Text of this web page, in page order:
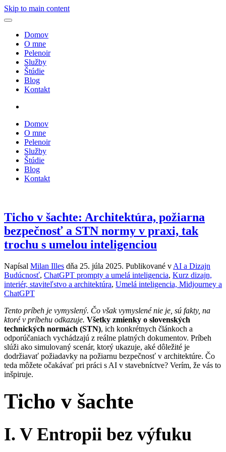
Skip to main content
Domov
O mne
Pelenoir
Služby
Štúdie
Blog
Kontakt
Domov
O mne
Pelenoir
Služby
Štúdie
Blog
Kontakt
Ticho v šachte: Architektúra, požiarna
bezpečnosť a STN normy v praxi, tak
trochu s umelou inteligenciou
Napísal Milan Illes dňa 25. júla 2025. Publikované v AI a Dizajn
Budúcnosť, ChatGPT prompty a umelá inteligencia, Kurz dizajn,
interiér, staviteľstvo a architektúra, Umelá inteligencia, Midjourney a
ChatGPT
Tento príbeh je vymyslený. Čo však vymyslené nie je, sú fakty, na
ktoré v príbehu odkazuje. Všetky zmienky o slovenských
technických normách (STN), ich konkrétnych článkoch a
odporúčaniach vychádzajú z reálne platných dokumentov. Príbeh
slúži ako simulovaný scenár, ktorý ukazuje, aké dôležité je
dodržiavať požiadavky na požiarnu bezpečnosť v architektúre. Čo
teda môžete očakávať pri práci s AI v stavebníctve? Verím, že vás to
inšpiruje.
Ticho v šachte
I. V Entropii bez výfuku